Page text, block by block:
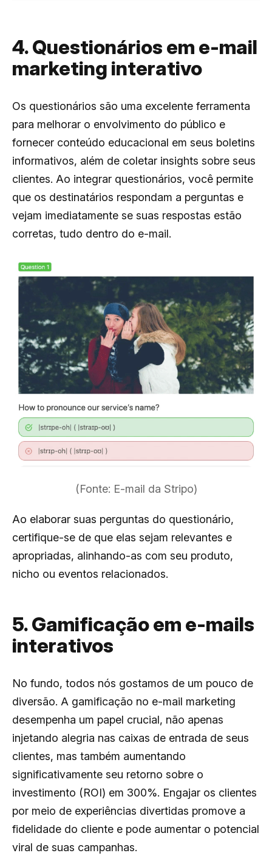
4. Questionários em e-mail
marketing interativo
Os questionários são uma excelente ferramenta
para melhorar o envolvimento do público e
fornecer conteúdo educacional em seus boletins
informativos, além de coletar insights sobre seus
clientes. Ao integrar questionários, você permite
que os destinatários respondam a perguntas e
vejam imediatamente se suas respostas estão
corretas, tudo dentro do e-mail.
(Fonte: E-mail da Stripo)
Ao elaborar suas perguntas do questionário,
certifique-se de que elas sejam relevantes e
apropriadas, alinhando-as com seu produto,
nicho ou eventos relacionados.
5. Gamificação em e-mails
interativos
No fundo, todos nós gostamos de um pouco de
diversão. A gamificação no e-mail marketing
desempenha um papel crucial, não apenas
injetando alegria nas caixas de entrada de seus
clientes, mas também aumentando
significativamente seu retorno sobre o
investimento (ROI) em 300%. Engajar os clientes
por meio de experiências divertidas promove a
fidelidade do cliente e pode aumentar o potencial
viral de suas campanhas.